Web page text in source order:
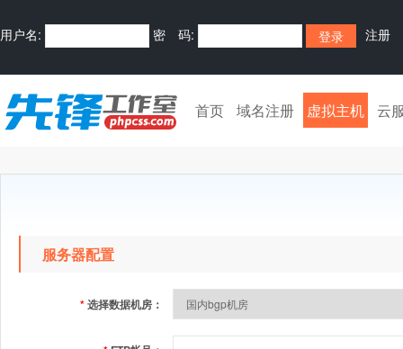
用户名: 密 码: 注册
首页 域名注册 虚拟主机 云
服务器配置
*选择数据机房：